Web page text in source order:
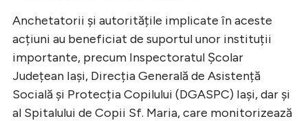
Anchetatorii și autoritățile implicate în aceste
acțiuni au beneficiat de suportul unor instituții
importante, precum Inspectoratul Școlar
Județean Iași, Direcția Generală de Asistență
Socială și Protecția Copilului (DGASPC) Iași, dar și
al Spitalului de Copii Sf. Maria, care monitorizează